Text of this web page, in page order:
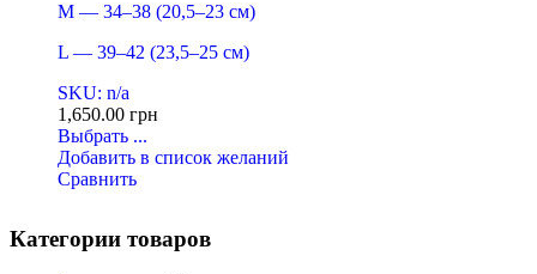
M — 34–38 (20,5–23 см)
L — 39–42 (23,5–25 см)
SKU: n/a
1,650.00 грн
Выбрать ...
Добавить в список желаний
Сравнить
Категории товаров